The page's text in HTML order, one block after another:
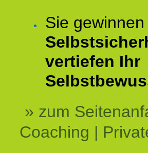
Sie gewinnen
vertiefen Ihr
» zum
Coaching |